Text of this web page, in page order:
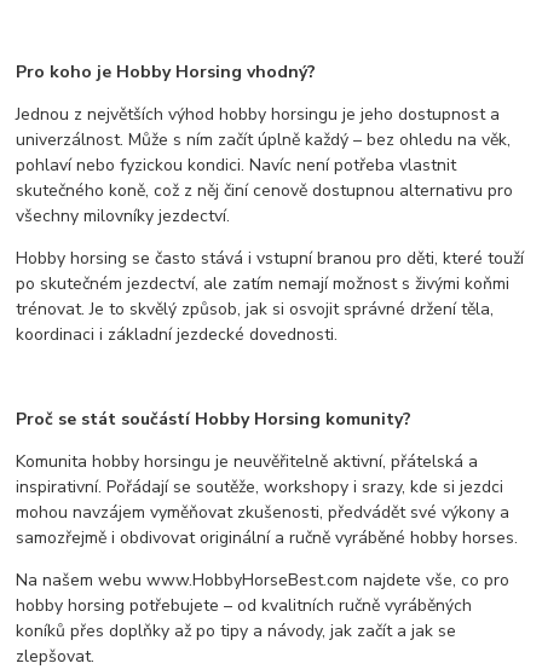
Pro koho je Hobby Horsing vhodný?
Jednou z největších výhod hobby horsingu je jeho dostupnost a
univerzálnost. Může s ním začít úplně každý – bez ohledu na věk,
pohlaví nebo fyzickou kondici. Navíc není potřeba vlastnit
skutečného koně, což z něj činí cenově dostupnou alternativu pro
všechny milovníky jezdectví.
Hobby horsing se často stává i vstupní branou pro děti, které touží
po skutečném jezdectví, ale zatím nemají možnost s živými koňmi
trénovat. Je to skvělý způsob, jak si osvojit správné držení těla,
koordinaci i základní jezdecké dovednosti.
Proč se stát součástí Hobby Horsing komunity?
Komunita hobby horsingu je neuvěřitelně aktivní, přátelská a
inspirativní. Pořádají se soutěže, workshopy i srazy, kde si jezdci
mohou navzájem vyměňovat zkušenosti, předvádět své výkony a
samozřejmě i obdivovat originální a ručně vyráběné hobby horses.
Na našem webu www.HobbyHorseBest.com najdete vše, co pro
hobby horsing potřebujete – od kvalitních ručně vyráběných
koníků přes doplňky až po tipy a návody, jak začít a jak se
zlepšovat.